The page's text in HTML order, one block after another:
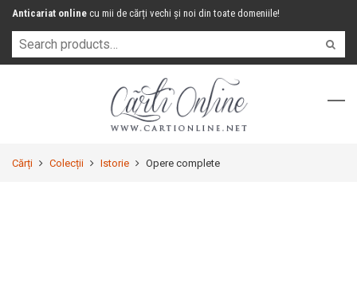
Anticariat online cu mii de cărți vechi și noi din toate domeniile!
Cărți Colecții Istorie Opere complete